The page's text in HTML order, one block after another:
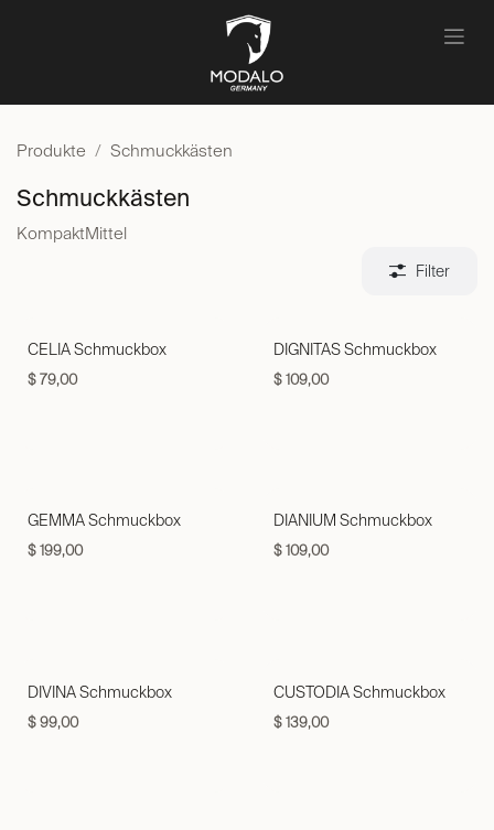
Produkte Schmuckkästen
Schmuckkästen
KompaktMittel
Filter
CELIA Schmuckbox
$79,00
DIGNITAS Schmuckbox
$109,00
GEMMA Schmuckbox
$199,00
DIANIUM Schmuckbox
$109,00
DIVINA Schmuckbox
$99,00
CUSTODIA Schmuckbox
$139,00